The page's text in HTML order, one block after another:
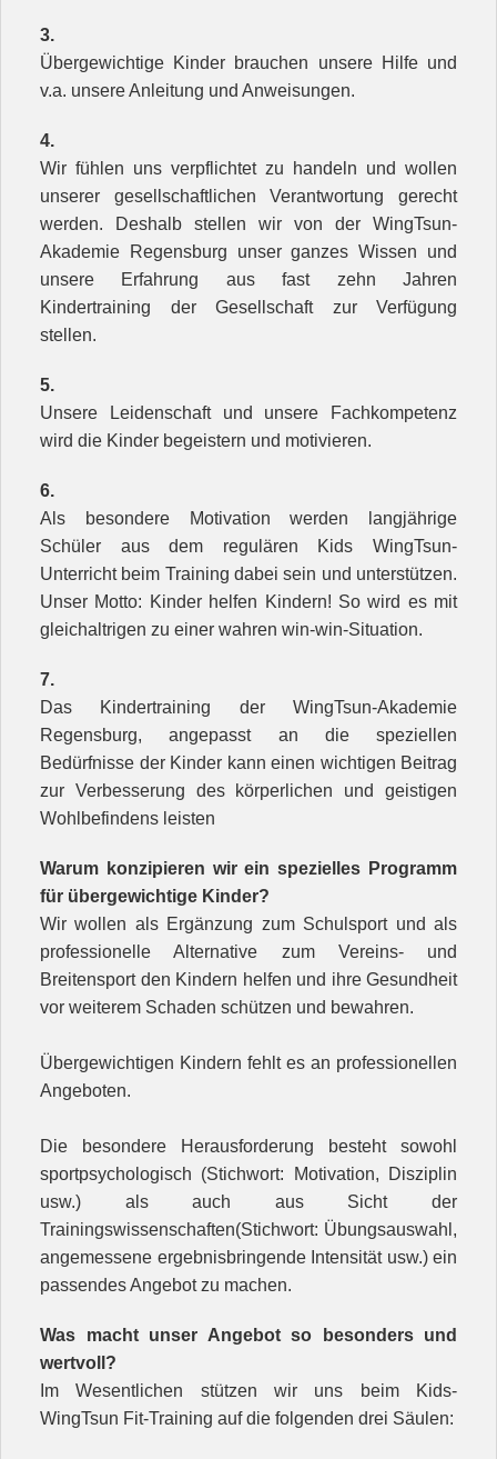
3.
Übergewichtige Kinder brauchen unsere Hilfe und
v.a. unsere Anleitung und Anweisungen.
4.
Wir fühlen uns verpflichtet zu handeln und wollen
unserer gesellschaftlichen Verantwortung gerecht
werden. Deshalb stellen wir von der WingTsun-
Akademie Regensburg unser ganzes Wissen und
unsere Erfahrung aus fast zehn Jahren
Kindertraining der Gesellschaft zur Verfügung
stellen.
5.
Unsere Leidenschaft und unsere Fachkompetenz
wird die Kinder begeistern und motivieren.
6.
Als besondere Motivation werden langjährige
Schüler aus dem regulären Kids WingTsun-
Unterricht beim Training dabei sein und unterstützen.
Unser Motto: Kinder helfen Kindern! So wird es mit
gleichaltrigen zu einer wahren win-win-Situation.
7.
Das Kindertraining der WingTsun-Akademie
Regensburg, angepasst an die speziellen
Bedürfnisse der Kinder kann einen wichtigen Beitrag
zur Verbesserung des körperlichen und geistigen
Wohlbefindens leisten
Warum konzipieren wir ein spezielles Programm
für übergewichtige Kinder?
Wir wollen als Ergänzung zum Schulsport und als
professionelle Alternative zum Vereins- und
Breitensport den Kindern helfen und ihre Gesundheit
vor weiterem Schaden schützen und bewahren.
Übergewichtigen Kindern fehlt es an professionellen
Angeboten.
Die besondere Herausforderung besteht sowohl
sportpsychologisch (Stichwort: Motivation, Disziplin
usw.) als auch aus Sicht der
Trainingswissenschaften(Stichwort: Übungsauswahl,
angemessene ergebnisbringende Intensität usw.) ein
passendes Angebot zu machen.
Was macht unser Angebot so besonders und
wertvoll?
Im Wesentlichen stützen wir uns beim Kids-
WingTsun Fit-Training auf die folgenden drei Säulen: